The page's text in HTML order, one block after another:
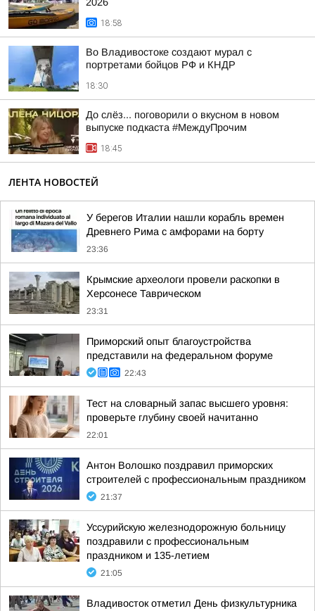
18:58
Во Владивостоке создают мурал с
портретами бойцов РФ и КНДР
18:30
До слёз... поговорили о вкусном в новом
выпуске подкаста #МеждуПрочим
18:45
ЛЕНТА НОВОСТЕЙ
У берегов Италии нашли корабль времен
Древнего Рима с амфорами на борту
23:36
Крымские археологи провели раскопки в
Херсонесе Таврическом
23:31
Приморский опыт благоустройства
представили на федеральном форуме
22:43
Тест на словарный запас высшего уровня:
проверьте глубину своей начитанно
22:01
Антон Волошко поздравил приморских
строителей с профессиональным праздником
21:37
Уссурийскую железнодорожную больницу
поздравили с профессиональным
праздником и 135-летием
21:05
Владивосток отметил День физкультурника